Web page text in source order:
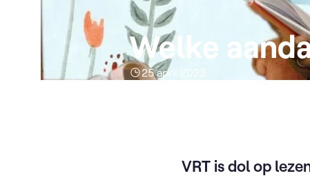
Welke
25 april 2023
VRT is dol op